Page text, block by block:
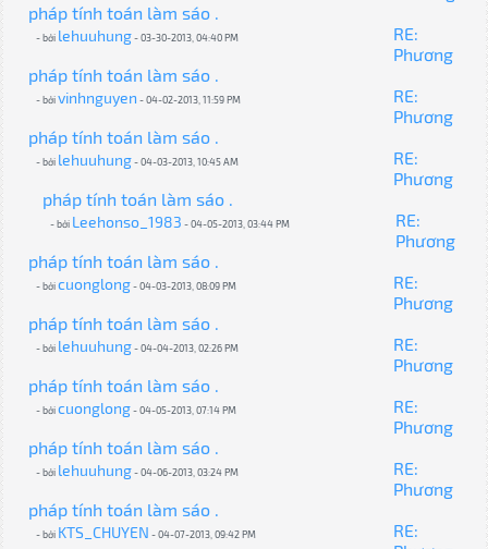
pháp tính toán làm sáo .
- bởi lehuuhung- 03-30-2013, 04:40 PM
RE:
Phương
pháp tính toán làm sáo .
- bởivinhnguyen - 04-02-2013, 11:59 PM
RE:
Phương
pháp tính toán làm sáo .
- bởi lehuuhung- 04-03-2013, 10:45 AM
RE:
Phương
pháp tính toán làm sáo .
- bởi Leehonso_1983 - 04-05-2013, 03:44 PM
RE:
Phương
pháp tính toán làm sáo .
- bởicuonglong- 04-03-2013, 08:09 PM
RE:
Phương
pháp tính toán làm sáo .
- bởi lehuuhung- 04-04-2013, 02:26 PM
RE:
Phương
pháp tính toán làm sáo .
- bởicuonglong- 04-05-2013, 07:14 PM
RE:
Phương
pháp tính toán làm sáo .
- bởi lehuuhung- 04-06-2013, 03:24 PM
RE:
Phương
pháp tính toán làm sáo .
- bởi KTS_CHUYEN - 04-07-2013, 09:42 PM
RE: